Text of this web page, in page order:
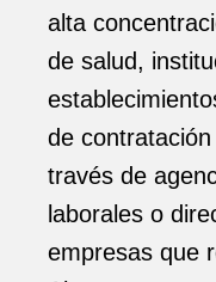
alta
de salud,
de
través de
laborales o
empresas que